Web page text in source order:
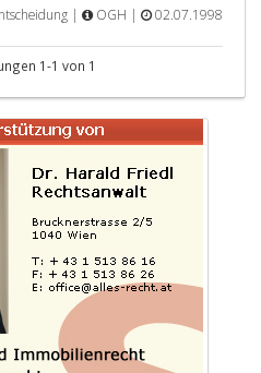
|
OGH | 02.07.1998
1-1 von 1